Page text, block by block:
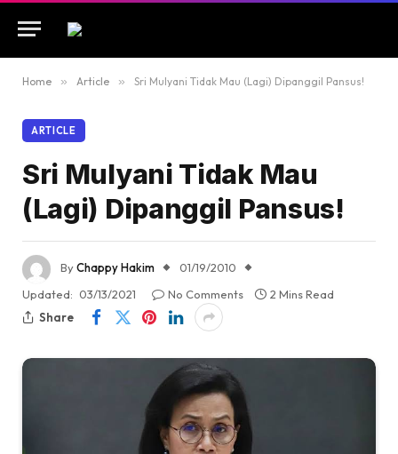
Home » Article » Sri Mulyani Tidak Mau (Lagi) Dipanggil Pansus!
ARTICLE
Sri Mulyani Tidak Mau
(Lagi) Dipanggil Pansus!
ByChappy Hakim
01/19/2010
Updated: 03/13/2021 No Comments
2 Mins Read
Share